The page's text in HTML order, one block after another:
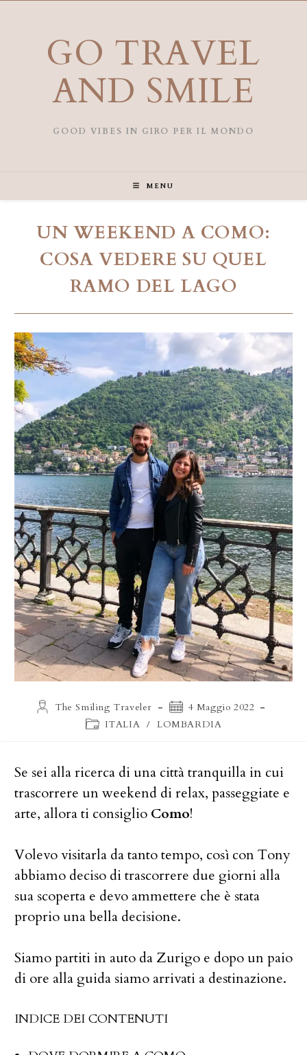
GO TRAVEL
AND SMILE
GOOD VIBES IN GIRO PER IL MONDO
MENU
UN WEEKEND A COMO:
COSA VEDERE SU QUEL
RAMO DEL LAGO
Autore
dell'articolo:
The Smiling Traveler
Articolo
pubblicato:
4 Maggio 2022
Categoria
ITALIA / LOMBARDIA
Se sei alla ricerca di una città tranquilla in cui
trascorrere un weekend di relax, passeggiate e
arte, allora ti consiglio Como!
Volevo visitarla da tanto tempo, così con Tony
abbiamo deciso di trascorrere due giorni alla
sua scoperta e devo ammettere che è stata
proprio una bella decisione.
Siamo partiti in auto da Zurigo e dopo un paio
di ore alla guida siamo arrivati a destinazione.
INDICE DEI CONTENUTI